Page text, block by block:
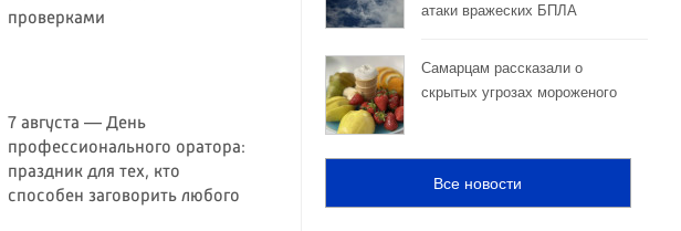
проверками
7 августа — День
профессионального оратора:
праздник для тех, кто
способен заговорить любого
атаки вражеских БПЛА
Самарцам рассказали о
скрытых угрозах мороженого
Все новости